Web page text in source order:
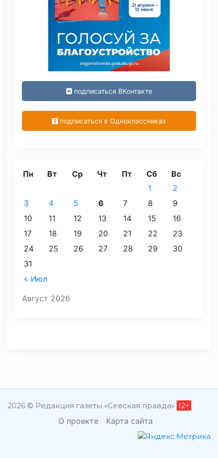
подписаться ВКонтакте
подписаться в Одноклассниках
Август 2026
Пн Вт Ср Чт Пт Сб Вс
« Июл
1
2
3
4 5 6 7 8
9
10
11 12 13 14 15
16
17
18 19 20 21 22
23
24
25 26 27 28 29
30
31
2026 © Редакция газеты «Севская правда» 12+
О проекте Карта сайта